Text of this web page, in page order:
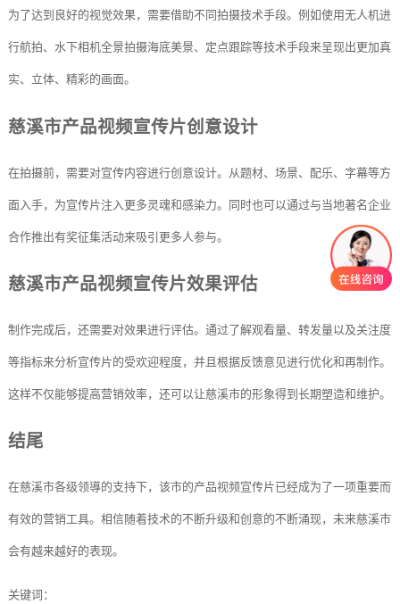
为了达到良好的视觉效果，需要借助不同拍摄技术手段。例如使用无人机进
行航拍、水下相机全景拍摄海底美景、定点跟踪等技术手段来呈现出更加真
实、立体、精彩的画面。
慈溪市产品视频宣传片创意设计
在拍摄前，需要对宣传内容进行创意设计。从题材、场景、配乐、字幕等方
面入手，为宣传片注入更多灵魂和感染力。同时也可以通过与当地著名企业
合作推出有奖征集活动来吸引更多人参与。
慈溪市产品视频宣传片效果评估
制作完成后，还需要对效果进行评估。通过了解观看量、转发量以及关注度
等指标来分析宣传片的受欢迎程度，并且根据反馈意见进行优化和再制作。
这样不仅能够提高营销效率，还可以让慈溪市的形象得到长期塑造和维护。
结尾
在慈溪市各级领導的支持下，该市的产品视频宣传片已经成为了一项重要而
有效的营销工具。相信随着技术的不断升级和创意的不断涌现，未来慈溪市
会有越来越好的表现。
关键词：